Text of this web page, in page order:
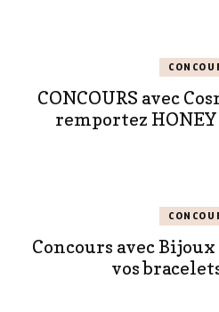
CONCOURS avec
remportez HONEY
Concours avec
vos